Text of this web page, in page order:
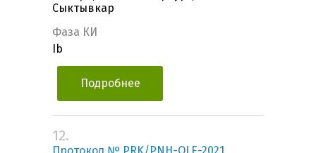
Сыктывкар
Фаза КИ
Ib
Подробнее
12.